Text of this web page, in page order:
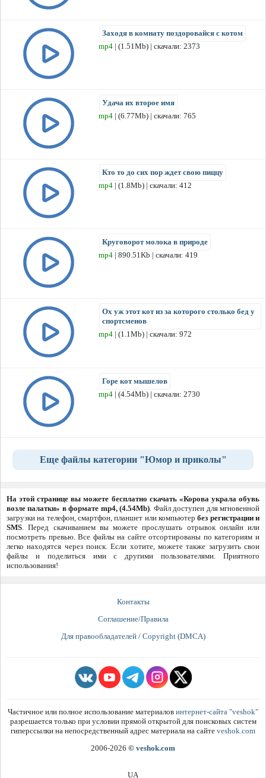
Заходя в комнату поздоровайся с котом
mp4 | (1.51Mb) | скачали: 2373
Удача их второе имя
mp4 | (6.77Mb) | скачали: 765
Кто то до сих пор ждет свою пиццу
mp4 | (1.8Mb) | скачали: 412
Круговорот молока в природе
mp4 | 890.51Kb | скачали: 419
Ох уж этот кот из за которого столько бед у
спортсменов
mp4 | (1.1Mb) | скачали: 972
Горе кот мышелов
mp4 | (4.54Mb) | скачали: 2730
Еще файлы категории "Юмор и приколы"
На этой странице вы можете бесплатно скачать «Корова украла обувь
возле палатки» в формате mp4, (4.54Mb). Файл доступен для мгновенной
загрузки на телефон, смартфон, планшет или компьютербез регистрации и
SMS. Перед скачиванием вы можете прослушать отрывок онлайн или
посмотреть превью. Все файлы на сайте отсортированы по категориям и
легко находятся через поиск. Если хотите, можете также загрузить свои
файлы и поделиться ими с другими пользователями. Приятного
использования!
Контакты
Соглашение/Правила
Для правообладателей / Copyright (DMCA)
Частичное или полное использование материалов интернет-сайта "veshok"
разрешается только при условии прямой открытой для поисковых систем
гиперссылки на непосредственный адрес материала на сайте veshok.com
2006-2026 © veshok.com
UA